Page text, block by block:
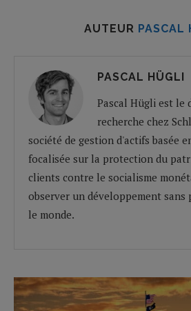
AUTEUR PASCAL
PASCAL HÜGLI
Pascal Hügli est le
recherche chez
société de gestion d'actifs basée
focalisée sur la protection du
clients contre le socialisme
observer un développement sans
le monde.